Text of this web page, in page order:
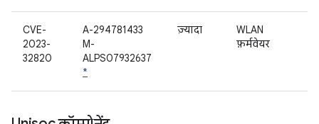
CVE-
2023-
32820
A-294781433
M-
ALPS07932637
*
ज़्यादा
WLAN
फ़र्मवेयर